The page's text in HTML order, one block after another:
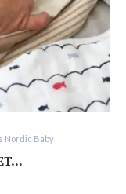
Nordic Baby